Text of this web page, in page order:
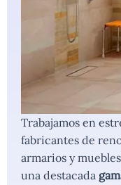
Trabajamos en
fabricantes de
armarios y
una destacada